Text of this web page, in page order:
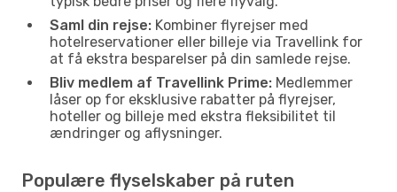
Saml din rejse: Kombiner flyrejser med
hotelreservationer eller billeje via Travellink for
at få ekstra besparelser på din samlede rejse.
Bliv medlem af Travellink Prime: Medlemmer
låser op for eksklusive rabatter på flyrejser,
hoteller og billeje med ekstra fleksibilitet til
ændringer og aflysninger.
Populære flyselskaber på ruten